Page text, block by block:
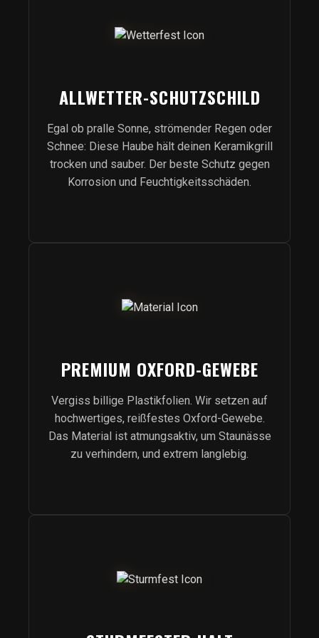
ALLWETTER-SCHUTZSCHILD
Egal ob pralle Sonne, strömender Regen oder
Schnee: Diese Haube hält deinen Keramikgrill
trocken und sauber. Der beste Schutz gegen
Korrosion und Feuchtigkeitsschäden.
PREMIUM OXFORD-GEWEBE
Vergiss billige Plastikfolien. Wir setzen auf
hochwertiges, reißfestes Oxford-Gewebe.
Das Material ist atmungsaktiv, um Staunässe
zu verhindern, und extrem langlebig.